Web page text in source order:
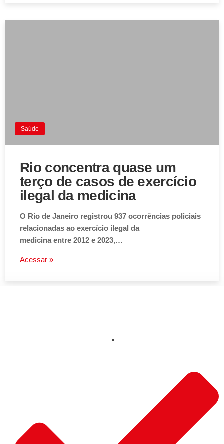
Saúde
Rio concentra quase um
terço de casos de exercício
ilegal da medicina
O Rio de Janeiro registrou 937 ocorrências policiais
relacionadas ao exercício ilegal da
medicina entre 2012 e 2023,…
Acessar »